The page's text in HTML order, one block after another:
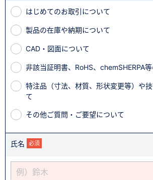
はじめてのお取引について
製品の在庫や納期について
CAD・図面について
非該当証明書、RoHS、chemSHERPA
特注品（寸法、材質、形状変更等）や
て
その他ご質問・ご要望について
氏名 必須